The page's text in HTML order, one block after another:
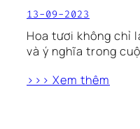
13-09-2023
Hoa tươi không chỉ
và ý nghĩa trong
>>> Xem thêm